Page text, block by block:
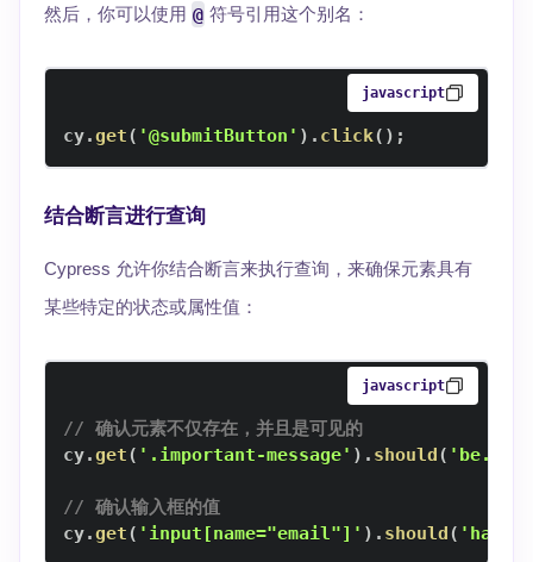
然后，你可以使用 @ 符号引用这个别名：
javascript
cy.get( '@submitButton' ) . click( ) ;
结合断言进行查询
Cypress 允许你结合断言来执行查询，来确保元素具有
某些特定的状态或属性值：
javascript
// 确认元素不仅存在，并且是可见的
cy.get( '.important-message' ) . should(
// 确认输入框的值
cy.get( 'input[name="email"]' ) . should(